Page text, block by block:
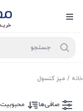
خانه / میز کنسول
صافی‌ها محبوبیت